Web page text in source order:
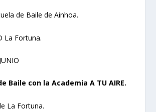
de Baile de Ainhoa.
La Fortuna.
Baile con la Academia A TU AIRE.
La Fortuna.